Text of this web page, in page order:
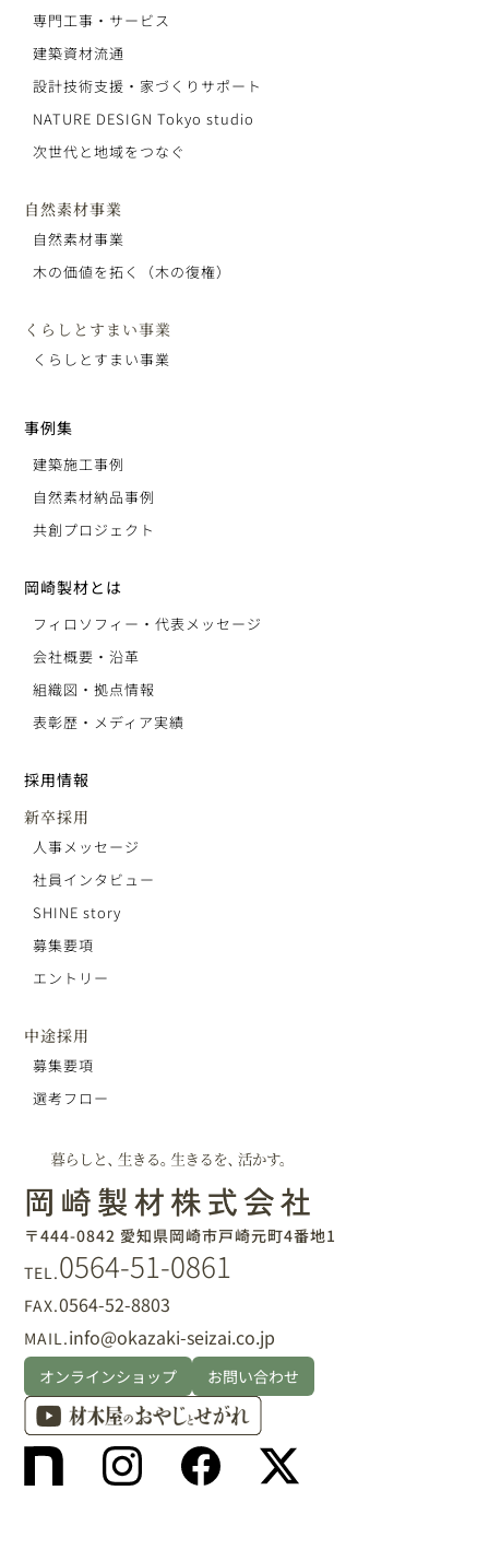
専門工事・サービス
建築資材流通
設計技術支援・家づくりサポート
NATURE DESIGN Tokyo studio
次世代と地域をつなぐ
自然素材事業
自然素材事業
木の価値を拓く（木の復権）
くらしとすまい事業
くらしとすまい事業
事例集
建築施工事例
自然素材納品事例
共創プロジェクト
岡崎製材とは
フィロソフィー・代表メッセージ
会社概要・沿革
組織図・拠点情報
表彰歴・メディア実績
採用情報
新卒採用
人事メッセージ
社員インタビュー
SHINE story
募集要項
エントリー
中途採用
募集要項
選考フロー
〒444-0842 愛知県岡崎市戸崎元町4番地1
TEL.0564-51-0861
FAX.0564-52-8803
MAIL.info@okazaki-seizai.co.jp
オンラインショップ お問い合わせ